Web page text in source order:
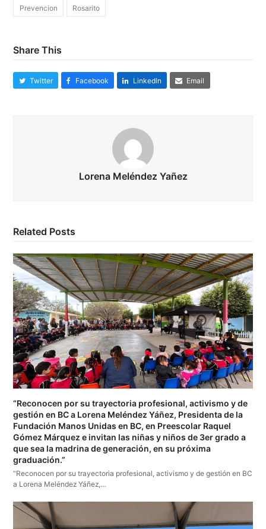
Prevencion Rosarito
Share This
Twitter Facebook LinkedIn Email
Lorena Meléndez Yañez
Related Posts
“Reconocen por su trayectoria profesional, activismo y de
gestión en BC a Lorena Meléndez Yáñez, Presidenta de la
Fundación Manos Unidas en BC, en Preescolar Raquel
Gómez Márquez e invitan las niñas y niños de 3er grado a
que sea la madrina de generación, en su próxima
graduación.”
“Reconocen por su trayectoria profesional, activismo y de gestión en BC
a Lorena Meléndez Yáñez,…